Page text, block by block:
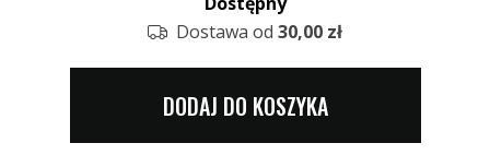
Dostawa od 30,00 zł
DODAJ DO KOSZYKA